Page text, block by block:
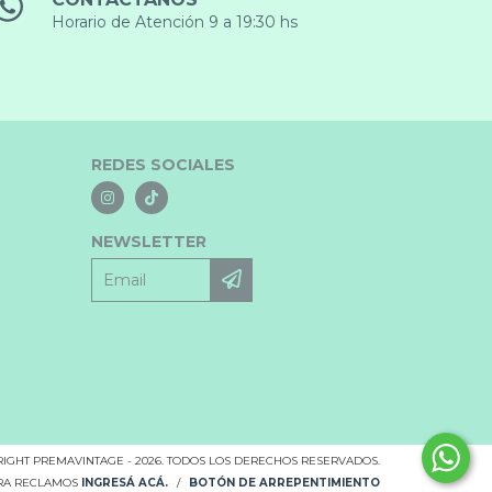
Horario de Atención 9 a 19:30 hs
REDES SOCIALES
NEWSLETTER
PREMAVINTAGE - 2026. TODOS LOS DERECHOS RESERVADOS.
RECLAMOS INGRESÁ ACÁ. / BOTÓN DE ARREPENTIMIENTO